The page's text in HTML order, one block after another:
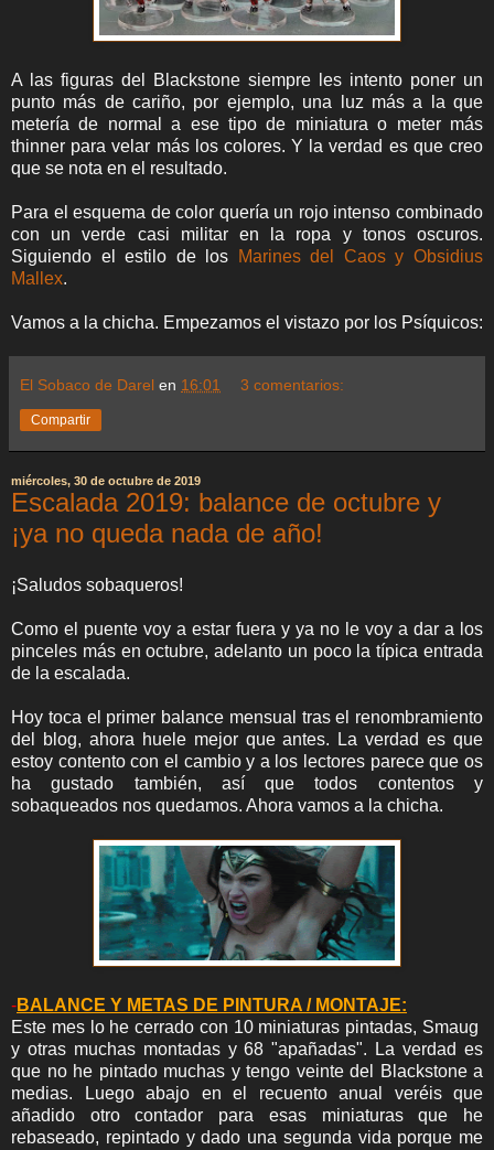
A las figuras del Blackstone siempre les intento poner un
punto más de cariño, por ejemplo, una luz más a la que
metería de normal a ese tipo de miniatura o meter más
thinner para velar más los colores. Y la verdad es que creo
que se nota en el resultado.
Para el esquema de color quería un rojo intenso combinado
con un verde casi militar en la ropa y tonos oscuros.
Siguiendo el estilo de los
Marines del Caos y Obsidius
Mallex.
Vamos a la chicha. Empezamos el vistazo por los Psíquicos:
El Sobaco de Darel en 16:01 3 comentarios:
Compartir
miércoles, 30 de octubre de 2019
Escalada 2019: balance de octubre y
¡ya no queda nada de año!
¡Saludos sobaqueros!
Como el puente voy a estar fuera y ya no le voy a dar a los
pinceles más en octubre, adelanto un poco la típica entrada
de la escalada.
Hoy toca el primer balance mensual tras el renombramiento
del blog, ahora huele mejor que antes. La verdad es que
estoy contento con el cambio y a los lectores parece que os
ha gustado también, así que todos contentos y
sobaqueados nos quedamos. Ahora vamos a la chicha.
-BALANCE Y METAS DE PINTURA / MONTAJE:
Este mes lo he cerrado con 10 miniaturas pintadas, Smaug
y otras muchas montadas y 68 "apañadas". La verdad es
que no he pintado muchas y tengo veinte del Blackstone a
medias.
Luego abajo en el recuento anual veréis que
añadido otro contador para esas miniaturas que he
rebaseado, repintado y dado una segunda vida porque me